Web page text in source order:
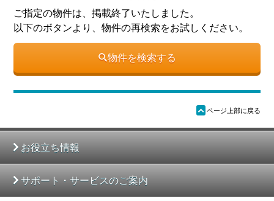
ご指定の物件は、掲載終了いたしました。
以下のボタンより、物件の再検索をお試しください。
物件を検索する
ü ページ上部に戻る
お役立ち情報
サポート・サービスのご案内